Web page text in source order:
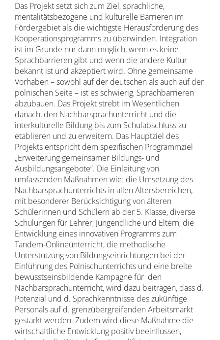
Das Projekt setzt sich zum Ziel, sprachliche,
mentalitätsbezogene und kulturelle Barrieren im
Fördergebiet als die wichtigste Herausforderung des
Kooperationsprogramms zu überwinden. Integration
ist im Grunde nur dann möglich, wenn es keine
Sprachbarrieren gibt und wenn die andere Kultur
bekannt ist und akzeptiert wird. Ohne gemeinsame
Vorhaben – sowohl auf der deutschen als auch auf der
polnischen Seite – ist es schwierig, Sprachbarrieren
abzubauen. Das Projekt strebt im Wesentlichen
danach, den Nachbarsprachunterricht und die
interkulturelle Bildung bis zum Schulabschluss zu
etablieren und zu erweitern. Das Hauptziel des
Projekts entspricht dem spezifischen Programmziel
„Erweiterung gemeinsamer Bildungs- und
Ausbildungsangebote“. Die Einleitung von
umfassenden Maßnahmen wie: die Umsetzung des
Nachbarsprachunterrichts in allen Altersbereichen,
mit besonderer Berücksichtigung von älteren
Schülerinnen und Schülern ab der 5. Klasse, diverse
Schulungen für Lehrer, Jungendliche und Eltern, die
Entwicklung eines innovativen Programms zum
Tandem-Onlineunterricht, die methodische
Unterstützung von Bildungseinrichtungen bei der
Einführung des Polnischunterrichts und eine breite
bewusstseinsbildende Kampagne für den
Nachbarsprachunterricht, wird dazu beitragen, dass d.
Potenzial und d. Sprachkenntnisse des zukünftige
Personals auf d. grenzübergreifenden Arbeitsmarkt
gestärkt werden. Zudem wird diese Maßnahme die
wirtschaftliche Entwicklung positiv beeinflussen,